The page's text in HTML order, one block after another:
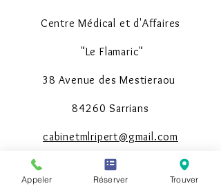
Centre Médical et d'Affaires
"Le Flamaric"
38 Avenue des Mestieraou
84260 Sarrians
cabinetmlripert@gmail.com
0650767203
Appeler Réserver Trouver